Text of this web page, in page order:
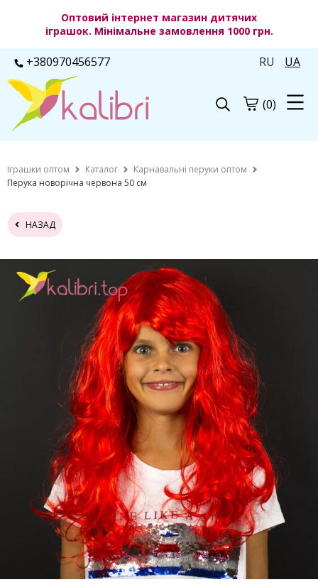
Оптовий інтернет магазин дитячих
іграшок. Мінімальне замовлення 1000 грн.
+380970456577 RU UA
(0)
Іграшки оптом Каталог
Карнавальні перуки оптом
Перука новорічна червона 50 см
НАЗАД